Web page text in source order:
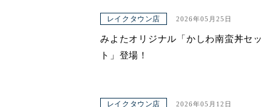
レイクタウン店 2026年05月25日
みよたオリジナル「かしわ南蛮丼セッ
ト」登場！
レイクタウン店 2026年05月12日